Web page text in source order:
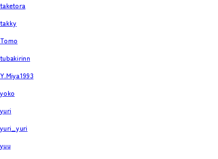
taketora
takky
Tomo
tubakirinn
Y.Miya1993
yoko
yuri
yuri_yuri
yuu